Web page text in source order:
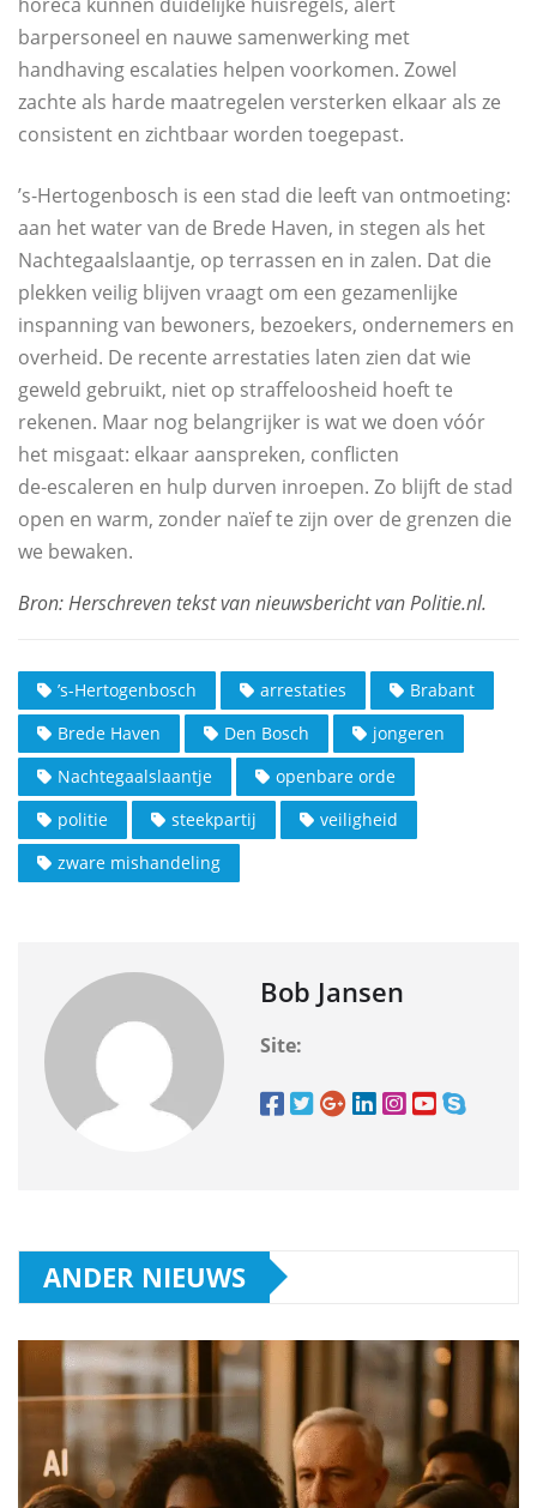
barpersoneel en nauwe samenwerking met
handhaving escalaties helpen voorkomen. Zowel
zachte als harde maatregelen versterken elkaar als ze
consistent en zichtbaar worden toegepast.
’s‑Hertogenbosch is een stad die leeft van ontmoeting:
aan het water van de Brede Haven, in stegen als het
Nachtegaalslaantje, op terrassen en in zalen. Dat die
plekken veilig blijven vraagt om een gezamenlijke
inspanning van bewoners, bezoekers, ondernemers en
overheid. De recente arrestaties laten zien dat wie
geweld gebruikt, niet op straffeloosheid hoeft te
rekenen. Maar nog belangrijker is wat we doen vóór
het misgaat: elkaar aanspreken, conflicten
de‑escaleren en hulp durven inroepen. Zo blijft de stad
open en warm, zonder naïef te zijn over de grenzen die
we bewaken.
’s-Hertogenbosch arrestaties
Brabant
Brede Haven
Den Bosch
jongeren
Nachtegaalslaantje
openbare orde
politie
steekpartij
veiligheid
zware mishandeling
Bob Jansen
Site:
ANDER NIEUWS